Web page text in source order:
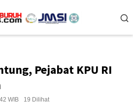
Pejabat KPU RI
WIB 19 Dilihat